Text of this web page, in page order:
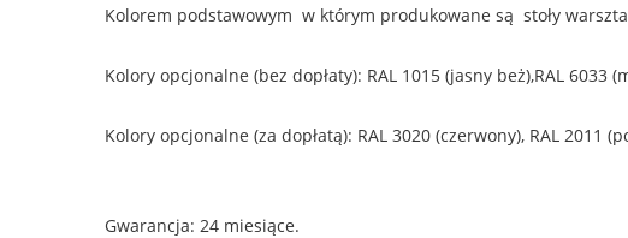
Kolorem podstawowym w którym produkowane są stoły
Kolory opcjonalne (bez dopłaty): RAL 1015 (jasny beż),RAL 6033
Kolory opcjonalne (za dopłatą): RAL 3020 (czerwony), RAL 2011
Gwarancja: 24 miesiące.